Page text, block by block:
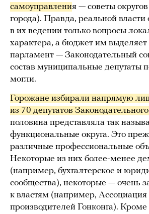
самоуправления — советы
города). Правда, реальной
в их ведении только вопросы
характера, а бюджет им выделяет
парламент — Законодательный
состав муниципальные депутаты
могли.
Горожане избирали напрямую
из 70 депутатов
половина представляла так
функциональные округа. Это
различные профессиональные
Некоторые из них более-менее
(например, бухгалтерское и
сообщества), некоторые — очень
к властям (например, Ассоциация
производителей Гонконга). Кроме